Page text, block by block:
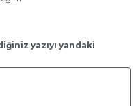
yazıyı yandaki